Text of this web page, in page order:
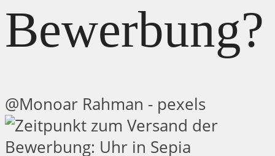
Bewerbung?
@Monoar Rahman - pexels